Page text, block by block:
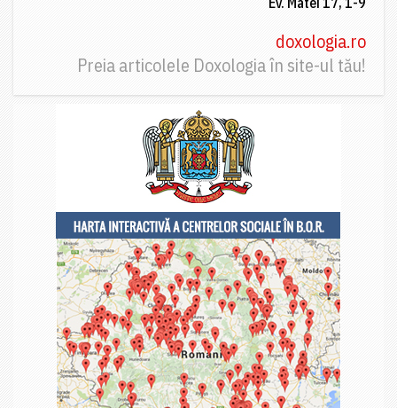
doxologia.ro
Preia articolele Doxologia în site-ul tău!